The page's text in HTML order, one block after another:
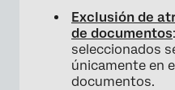
Exclusión de
de documentos
seleccionados
únicamente en
documentos.